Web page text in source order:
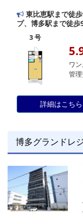
東比恵駅まで徒
プ、博多駅まで徒歩
3 号
ワ
管
詳細はこちら
博多グランドレ